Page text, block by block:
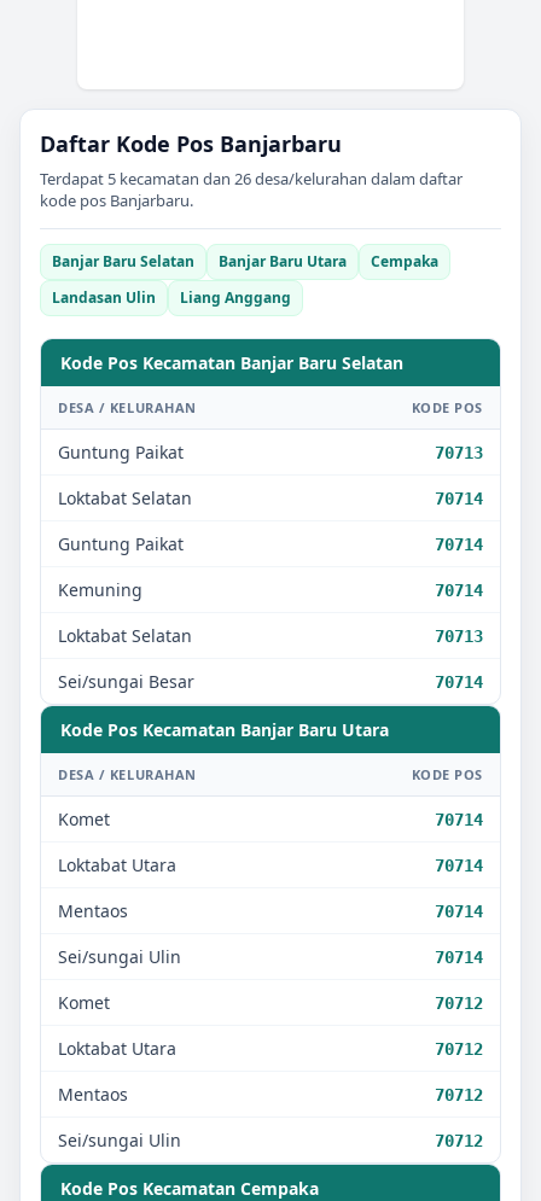
Daftar Kode Pos Banjarbaru
Terdapat 5 kecamatan dan 26desa/kelurahan dalam daftar
kode pos Banjarbaru.
Banjar Baru Selatan Banjar Baru Utara
Cempaka
Landasan Ulin
Liang Anggang
Kode Pos Kecamatan Banjar Baru Selatan
DESA / KELURAHAN KODE POS
Guntung Paikat 70713
Loktabat Selatan 70714
Guntung Paikat 70714
Kemuning 70714
Loktabat Selatan 70713
Sei/sungai Besar 70714
Kode Pos Kecamatan Banjar Baru Utara
DESA / KELURAHAN KODE POS
Komet 70714
Loktabat Utara 70714
Mentaos 70714
Sei/sungai Ulin 70714
Komet 70712
Loktabat Utara 70712
Mentaos 70712
Sei/sungai Ulin 70712
Kode Pos Kecamatan Cempaka